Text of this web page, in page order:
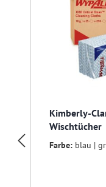
Kimberly-
Wischtücher
Farbe: blau |